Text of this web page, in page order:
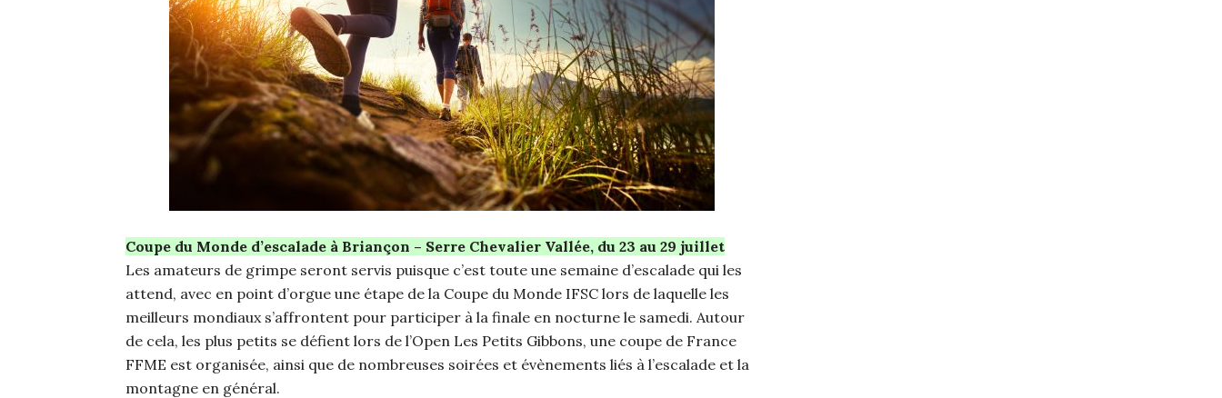
Coupe du Monde d’escalade à Briançon – Serre Chevalier Vallée, du 23 au 29 juillet
Les amateurs de grimpe seront servis puisque c’est toute une semaine d’escalade qui les
attend, avec en point d’orgue une étape de la Coupe du Monde IFSC lors de laquelle les
meilleurs mondiaux s’affrontent pour participer à la finale en nocturne le samedi. Autour
de cela, les plus petits se défient lors de l’Open Les Petits Gibbons, une coupe de France
FFME est organisée, ainsi que de nombreuses soirées et évènements liés à l’escalade et la
montagne en général.